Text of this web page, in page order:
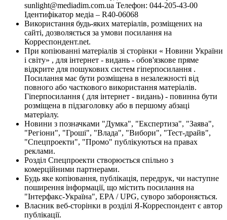
sunlight@mediadim.com.ua Телефон: 044-205-43-00
Ідентифікатор медіа – R40-06068
Використання будь-яких матеріалів, розміщених на
сайті, дозволяється за умови посилання на
Корреспондент.net.
При копіюванні матеріалів зі сторінки « Новини України
і світу» , для інтернет - видань - обов'язкове пряме
відкрите для пошукових систем гіперпосилання .
Посилання має бути розміщена в незалежності від
повного або часткового використання матеріалів.
Гіперпосилання ( для інтернет - видань) - повинна бути
розміщена в підзаголовку або в першому абзаці
матеріалу.
Новини з позначками "Думка", "Експертиза", "Заява",
"Регіони", "Гроші", "Влада", "Вибори", "Тест-драйв",
"Спецпроекти", "Промо" публікуються на правах
реклами.
Розділ Спецпроекти створюється спільно з
комерційними партнерами.
Будь яке копіювання, публікація, передрук, чи наступне
поширення інформації, що містить посилання на
"Інтерфакс-Україна", EPA / UPG, суворо забороняється.
Власник веб-сторінки в розділі Я-Корреспондент є автор
публікації.